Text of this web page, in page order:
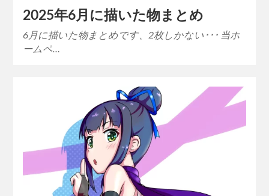
2025年6月に描いた物まとめ
6月に描いた物まとめです、2枚しかない･･･ 当ホ
ームペ…